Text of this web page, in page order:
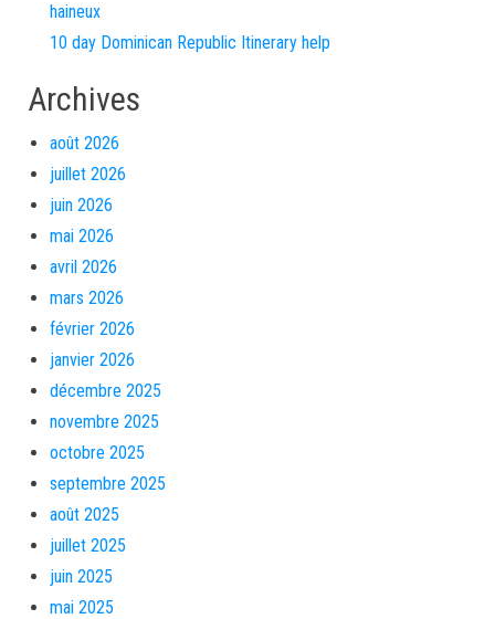
haineux
10 day Dominican Republic Itinerary help
Archives
août 2026
juillet 2026
juin 2026
mai 2026
avril 2026
mars 2026
février 2026
janvier 2026
décembre 2025
novembre 2025
octobre 2025
septembre 2025
août 2025
juillet 2025
juin 2025
mai 2025